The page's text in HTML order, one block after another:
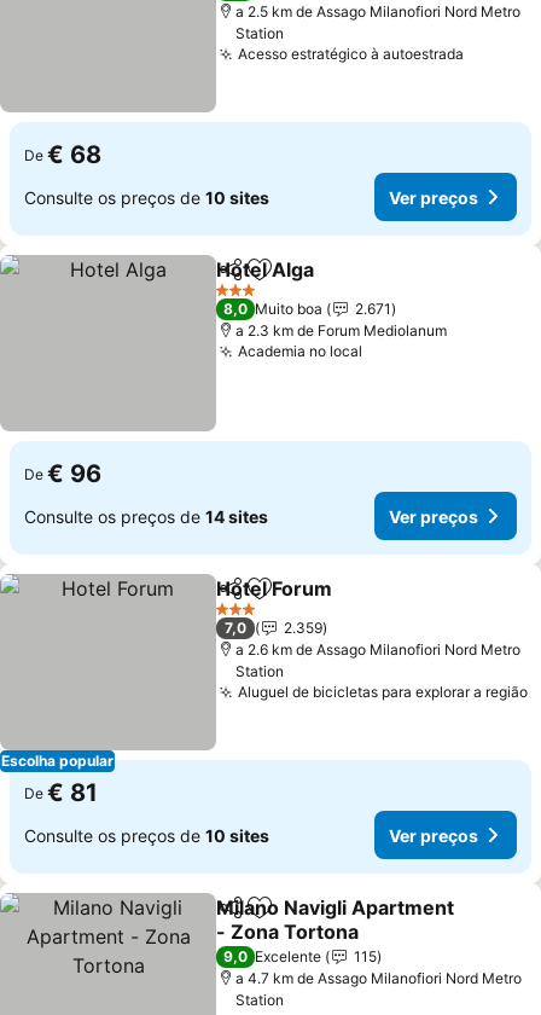
a 2.5 km de Assago Milanofiori Nord Metro
Station
Acesso estratégico à autoestrada
De € 68
Consulte os preços de 10 sites Ver preços
PartilharAdicionar aos favoritos
Hotel Alga
3 Estrelas
8,0 Muito boa
2.671
a 2.3 km de Forum Mediolanum
Academia no local
De € 96
Consulte os preços de 14 sites Ver preços
Escolha popular
PartilharAdicionar aos favoritos
Hotel Forum
3 Estrelas
7,0
2.359
a 2.6 km de Assago Milanofiori Nord Metro
Station
Aluguel de bicicletas para explorar a região
De € 81
Consulte os preços de 10 sites Ver preços
PartilharAdicionar aos favoritos
Milano Navigli Apartment
- Zona Tortona
9,0 Excelente
115
a 4.7 km de Assago Milanofiori Nord Metro
Station